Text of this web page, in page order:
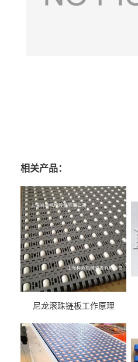
相关产品：
尼龙滚珠链板工作原理